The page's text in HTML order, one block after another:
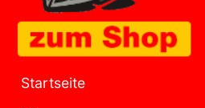
Startseite